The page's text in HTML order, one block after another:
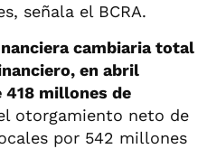
señala el BCRA.
cambiaria total
en abril
millones de
otorgamiento neto de
por 542 millones